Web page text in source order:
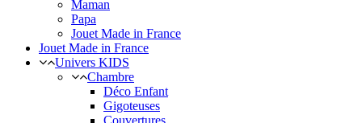
Maman
Papa
Jouet Made in France
Jouet Made in France
Univers KIDS
Chambre
Déco Enfant
Gigoteuses
Couvertures